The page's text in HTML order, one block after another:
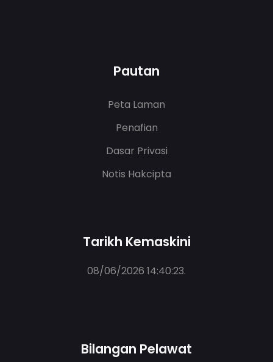
Pautan
Peta Laman
Penafian
Dasar Privasi
Notis Hakcipta
Tarikh Kemaskini
08/06/2026 14:40:23.
Bilangan Pelawat